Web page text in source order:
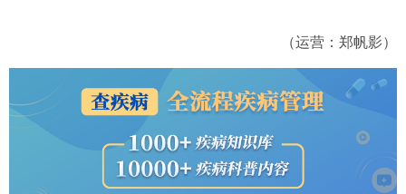
（运营：郑帆影）